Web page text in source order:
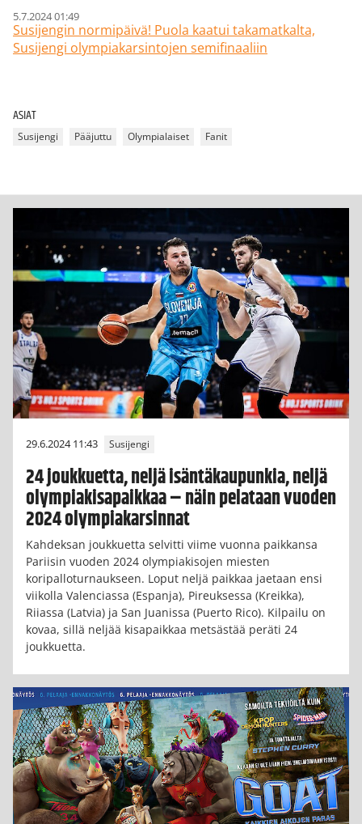
5.7.2024 01:49
Susijengin normipäivä! Puola kaatui takamatkalta,
Susijengi olympiakarsintojen semifinaaliin
ASIAT
Susijengi Pääjuttu Olympialaiset Fanit
29.6.2024 11:43 Susijengi
24 joukkuetta, neljä isäntäkaupunkia, neljä
olympiakisapaikkaa – näin pelataan vuoden
2024 olympiakarsinnat
Kahdeksan joukkuetta selvitti viime vuonna paikkansa
Pariisin vuoden 2024 olympiakisojen miesten
koripalloturnaukseen. Loput neljä paikkaa jaetaan ensi
viikolla Valenciassa (Espanja), Pireuksessa (Kreikka),
Riiassa (Latvia) ja San Juanissa (Puerto Rico). Kilpailu on
kovaa, sillä neljää kisapaikkaa metsästää peräti 24
joukkuetta.